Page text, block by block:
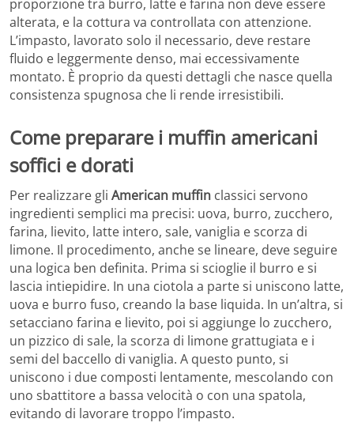
proporzione tra burro, latte e farina non deve essere
alterata, e la cottura va controllata con attenzione.
L’impasto, lavorato solo il necessario, deve restare
fluido e leggermente denso, mai eccessivamente
montato. È proprio da questi dettagli che nasce quella
consistenza spugnosa che li rende irresistibili.
Come preparare i muffin americani
soffici e dorati
Per realizzare gli American muffin classici servono
ingredienti semplici ma precisi: uova, burro, zucchero,
farina, lievito, latte intero, sale, vaniglia e scorza di
limone. Il procedimento, anche se lineare, deve seguire
una logica ben definita. Prima si scioglie il burro e si
lascia intiepidire. In una ciotola a parte si uniscono latte,
uova e burro fuso, creando la base liquida. In un’altra, si
setacciano farina e lievito, poi si aggiunge lo zucchero,
un pizzico di sale, la scorza di limone grattugiata e i
semi del baccello di vaniglia. A questo punto, si
uniscono i due composti lentamente, mescolando con
uno sbattitore a bassa velocità o con una spatola,
evitando di lavorare troppo l’impasto.